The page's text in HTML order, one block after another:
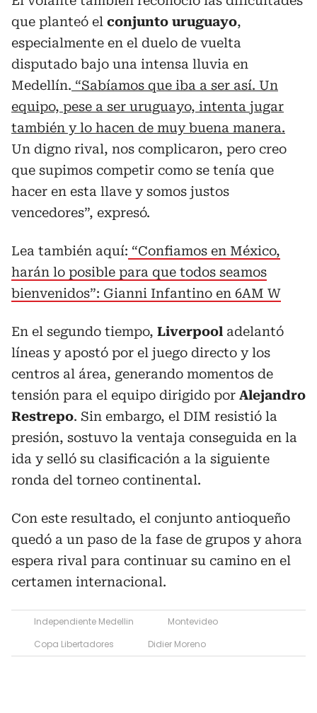
que planteó el conjunto uruguayo,
especialmente en el duelo de vuelta
disputado bajo una intensa lluvia en
Medellín. “Sabíamos que iba a ser así. Un
equipo, pese a ser uruguayo, intenta jugar
también y lo hacen de muy buena manera.
Un digno rival, nos complicaron, pero creo
que supimos competir como se tenía que
hacer en esta llave y somos justos
vencedores”, expresó.
Lea también aquí: “Confiamos en México,
harán lo posible para que todos seamos
bienvenidos”: Gianni Infantino en 6AM W
En el segundo tiempo, Liverpool adelantó
líneas y apostó por el juego directo y los
centros al área, generando momentos de
tensión para el equipo dirigido por Alejandro
Restrepo. Sin embargo, el DIM resistió la
presión, sostuvo la ventaja conseguida en la
ida y selló su clasificación a la siguiente
ronda del torneo continental.
Con este resultado, el conjunto antioqueño
quedó a un paso de la fase de grupos y ahora
espera rival para continuar su camino en el
certamen internacional.
Independiente Medellin
Montevideo
Copa Libertadores
Didier Moreno